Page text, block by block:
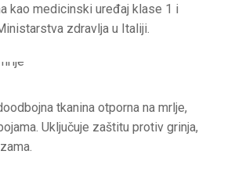
kao medicinski uređaj klase 1 i
zdravlja u Italiji.
tkanina otporna na mrlje,
Uključuje zaštitu protiv grinja,